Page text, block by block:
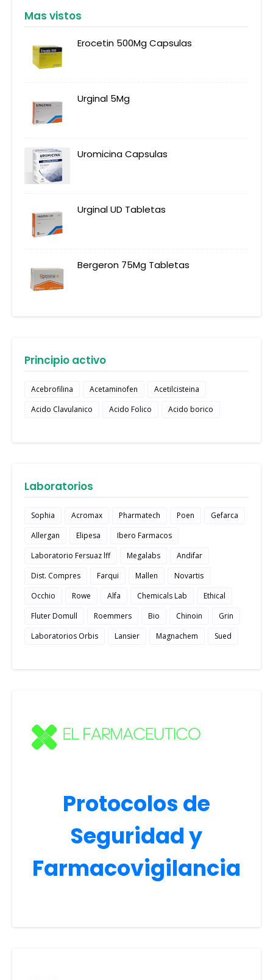
Mas vistos
Erocetin 500Mg Capsulas
Urginal 5Mg
Uromicina Capsulas
Urginal UD Tabletas
Bergeron 75Mg Tabletas
Principio activo
Acebrofilina Acetaminofen
Acetilcisteina
Acido Clavulanico
Acido Folico Acido borico
Laboratorios
Sophia Acromax Pharmatech Poen
Gefarca
Allergan
Elipesa
Ibero Farmacos
Laboratorio Fersuaz lff
Megalabs
Andifar
Dist. Compres
Farqui Mallen
Novartis
Occhio
Rowe Alfa Chemicals Lab
Ethical
Fluter Domull
Roemmers Bio Chinoin
Grin
Laboratorios Orbis
Lansier Magnachem Sued
Protocolos de
Seguridad y
Farmacovigilancia